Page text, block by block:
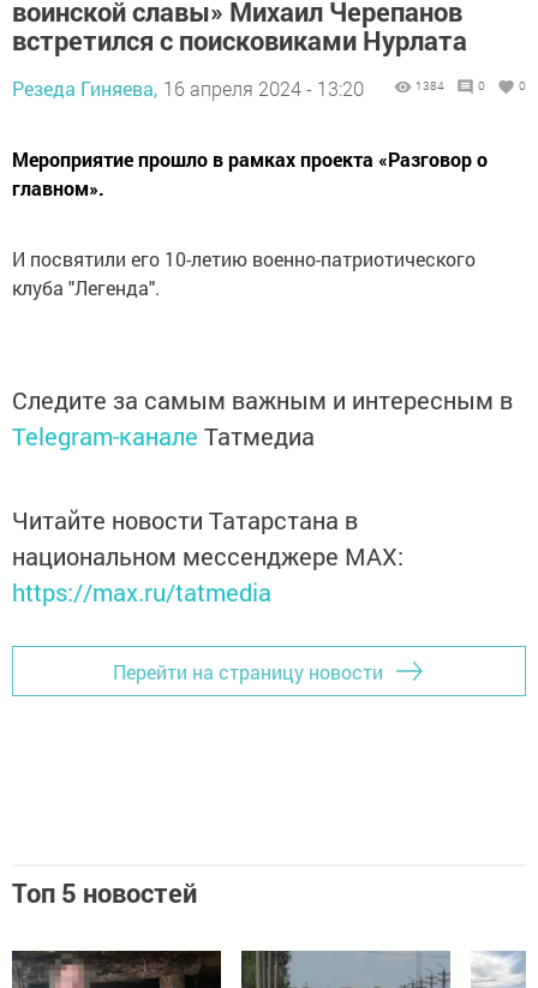
воинской славы» Михаил Черепанов
встретился с поисковиками Нурлата
Резеда Гиняева, 16 апреля 2024 - 13:20 1384 0 0
Мероприятие прошло в рамках проекта «Разговор о
главном».
И посвятили его 10-летию военно-патриотического
клуба "Легенда".
Следите за самым важным и интересным в
Telegram-канале Татмедиа
Читайте новости Татарстана в
национальном мессенджере MАХ:
https://max.ru/tatmedia
Перейти на страницу новости
Топ 5 новостей